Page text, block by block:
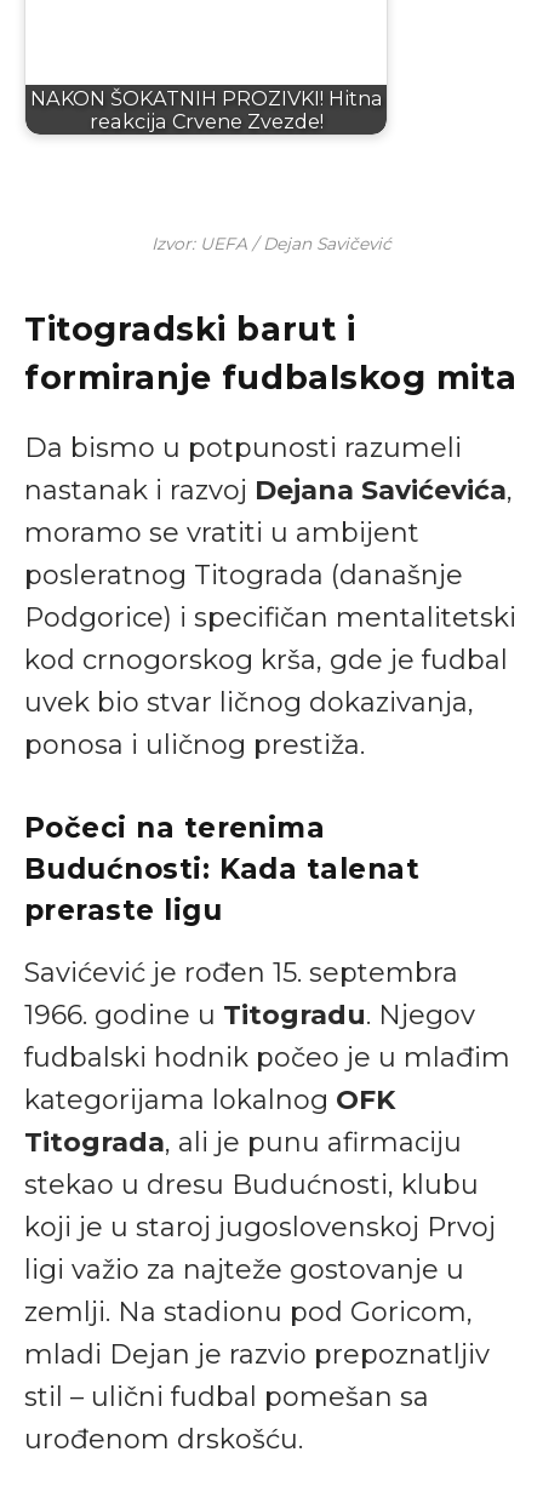
NAKON ŠOKATNIH PROZIVKI! Hitna
reakcija Crvene Zvezde!
Izvor: UEFA / Dejan Savičević
Titogradski barut i
formiranje fudbalskog mita
Da bismo u potpunosti razumeli
nastanak i razvoj Dejana Savićevića,
moramo se vratiti u ambijent
posleratnog Titograda (današnje
Podgorice) i specifičan mentalitetski
kod crnogorskog krša, gde je fudbal
uvek bio stvar ličnog dokazivanja,
ponosa i uličnog prestiža.
Počeci na terenima
Budućnosti: Kada talenat
preraste ligu
Savićević je rođen 15. septembra
1966. godine u Titogradu. Njegov
fudbalski hodnik počeo je u mlađim
kategorijama lokalnog OFK
Titograda, ali je punu afirmaciju
stekao u dresu Budućnosti, klubu
koji je u staroj jugoslovenskoj Prvoj
ligi važio za najteže gostovanje u
zemlji. Na stadionu pod Goricom,
mladi Dejan je razvio prepoznatljiv
stil – ulični fudbal pomešan sa
urođenom drskošću.